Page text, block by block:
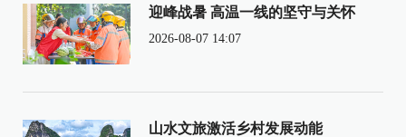
迎峰战暑 高温一线的坚守与关怀
2026-08-07 14:07
山水文旅激活乡村发展动能